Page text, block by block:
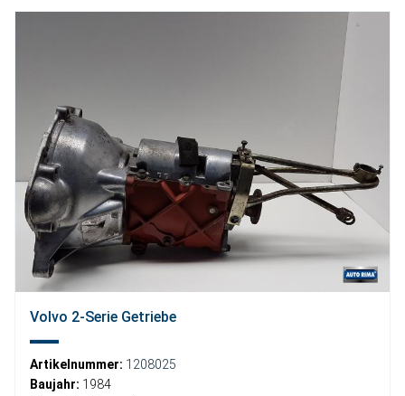
Volvo 2-Serie Getriebe
Artikelnummer: 1208025
Baujahr: 1984